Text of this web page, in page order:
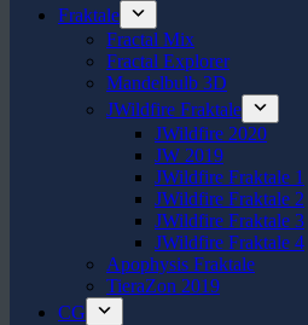
Fraktale
Fractal Mix
Fractal Explorer
Mandelbulb 3D
JWildfire Fraktale
JWildfire 2020
JW 2019
JWildfire Fraktale 1
JWildfire Fraktale 2
JWildfire Fraktale 3
JWildfire Fraktale 4
Apophysis Fraktale
TieraZon 2019
CG